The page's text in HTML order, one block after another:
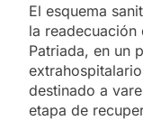
El esquema
la
Patriada, en un
destinado a
etapa de